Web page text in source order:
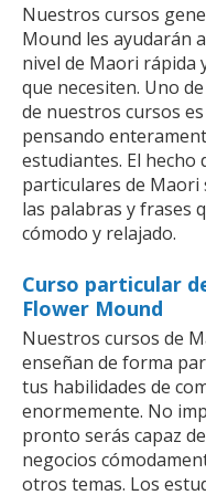
Nuestros cursos
Mound les ayudarán
nivel de Maori rápida
que necesiten. Uno
de nuestros cursos
pensando
estudiantes. El hecho
particulares de Maori
las palabras y frases
cómodo y relajado.
Curso particular
Flower Mound
Nuestros cursos de
enseñan de forma
tus habilidades de
enormemente. No
pronto serás capaz
negocios
otros temas. Los